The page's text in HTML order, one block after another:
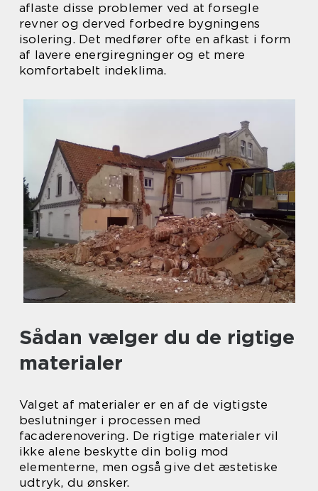
aflaste disse problemer ved at forsegle
revner og derved forbedre bygningens
isolering. Det medfører ofte en afkast i form
af lavere energiregninger og et mere
komfortabelt indeklima.
Sådan vælger du de rigtige
materialer
Valget af materialer er en af de vigtigste
beslutninger i processen med
facaderenovering. De rigtige materialer vil
ikke alene beskytte din bolig mod
elementerne, men også give det æstetiske
udtryk, du ønsker.